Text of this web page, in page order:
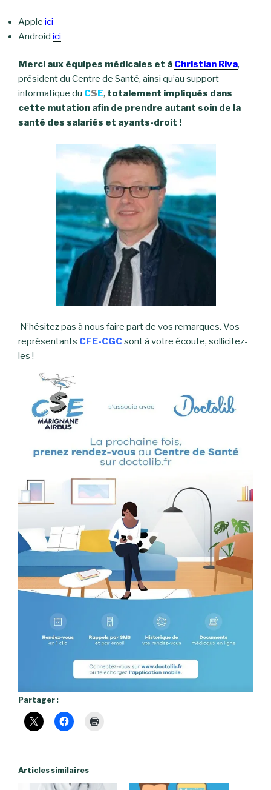
Apple ici
Android ici
Merci aux équipes médicales et à Christian Riva,
président du Centre de Santé, ainsi qu’au support
informatique du CSE, totalement impliqués dans
cette mutation afin de prendre autant soin de la
santé des salariés et ayants-droit !
N’hésitez pas à nous faire part de vos remarques. Vos
représentants CFE-CGCsont à votre écoute, sollicitez-
les !
Partager :
Articles similaires